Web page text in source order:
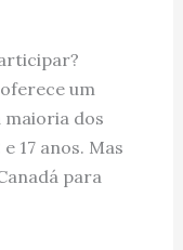
um
dos
17 anos. Mas
para